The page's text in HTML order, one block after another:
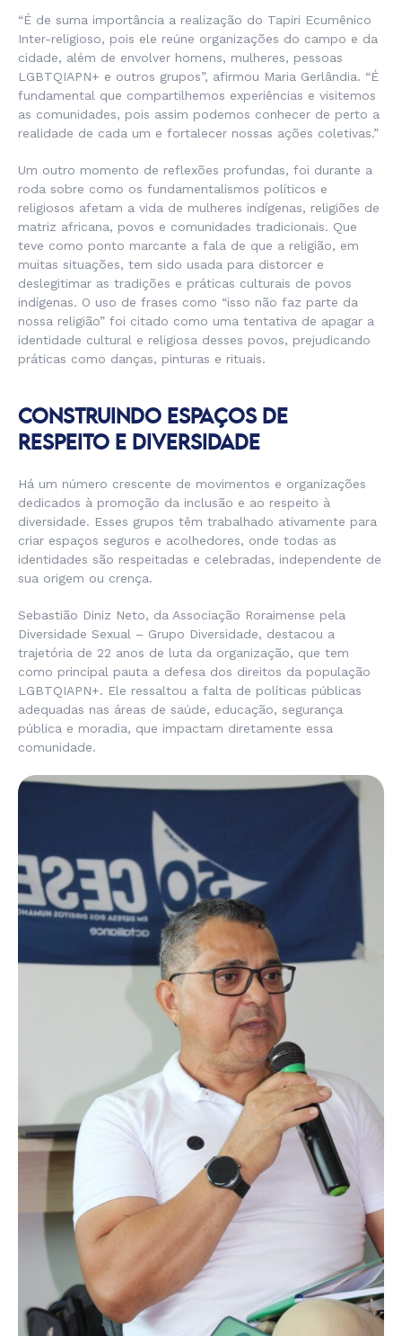
“É de suma importância a realização do Tapiri Ecumênico
Inter-religioso, pois ele reúne organizações do campo e da
cidade, além de envolver homens, mulheres, pessoas
LGBTQIAPN+ e outros grupos”, afirmou Maria Gerlândia. “É
fundamental que compartilhemos experiências e visitemos
as comunidades, pois assim podemos conhecer de perto a
realidade de cada um e fortalecer nossas ações coletivas.”
Um outro momento de reflexões profundas, foi durante a
roda sobre como os fundamentalismos políticos e
religiosos afetam a vida de mulheres indígenas, religiões de
matriz africana, povos e comunidades tradicionais. Que
teve como ponto marcante a fala de que a religião, em
muitas situações, tem sido usada para distorcer e
deslegitimar as tradições e práticas culturais de povos
indígenas. O uso de frases como “isso não faz parte da
nossa religião” foi citado como uma tentativa de apagar a
identidade cultural e religiosa desses povos, prejudicando
práticas como danças, pinturas e rituais.
CONSTRUINDO ESPAÇOS DE
RESPEITO E DIVERSIDADE
Há um número crescente de movimentos e organizações
dedicados à promoção da inclusão e ao respeito à
diversidade. Esses grupos têm trabalhado ativamente para
criar espaços seguros e acolhedores, onde todas as
identidades são respeitadas e celebradas, independente de
sua origem ou crença.
Sebastião Diniz Neto, da Associação Roraimense pela
Diversidade Sexual – Grupo Diversidade, destacou a
trajetória de 22 anos de luta da organização, que tem
como principal pauta a defesa dos direitos da população
LGBTQIAPN+. Ele ressaltou a falta de políticas públicas
adequadas nas áreas de saúde, educação, segurança
pública e moradia, que impactam diretamente essa
comunidade.